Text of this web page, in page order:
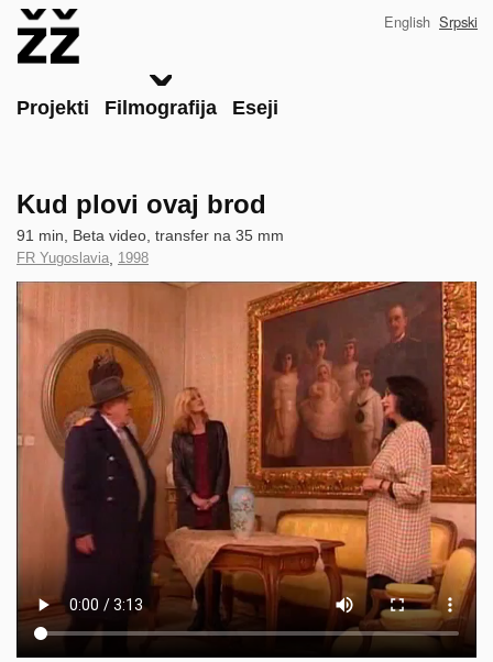
Main
Projekti Filmografija Eseji
English Srpski
Kud plovi ovaj brod
Technical
data
91 min, Beta video, transfer na 35 mm
Country
of
Production
FR Yugoslavia, Year
of
1998
Clip